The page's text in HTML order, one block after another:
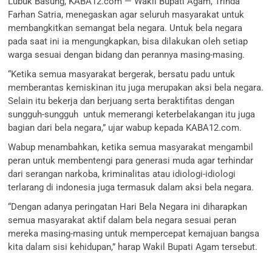
Farhan Satria, menegaskan agar seluruh masyarakat untuk
membangkitkan semangat bela negara. Untuk bela negara
pada saat ini ia mengungkapkan, bisa dilakukan oleh setiap
warga sesuai dengan bidang dan perannya masing-masing.
“Ketika semua masyarakat bergerak, bersatu padu untuk
memberantas kemiskinan itu juga merupakan aksi bela negara.
Selain itu bekerja dan berjuang serta beraktifitas dengan
sungguh-sungguh untuk memerangi keterbelakangan itu juga
bagian dari bela negara,” ujar wabup kepada KABA12.com.
Wabup menambahkan, ketika semua masyarakat mengambil
peran untuk membentengi para generasi muda agar terhindar
dari serangan narkoba, kriminalitas atau idiologi-idiologi
terlarang di indonesia juga termasuk dalam aksi bela negara.
“Dengan adanya peringatan Hari Bela Negara ini diharapkan
semua masyarakat aktif dalam bela negara sesuai peran
mereka masing-masing untuk mempercepat kemajuan bangsa
kita dalam sisi kehidupan,” harap Wakil Bupati Agam tersebut.